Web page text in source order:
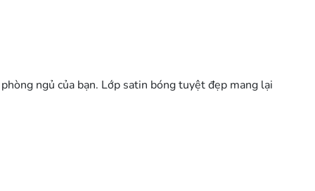
ngủ của bạn. Lớp satin bóng tuyệt đẹp mang lại